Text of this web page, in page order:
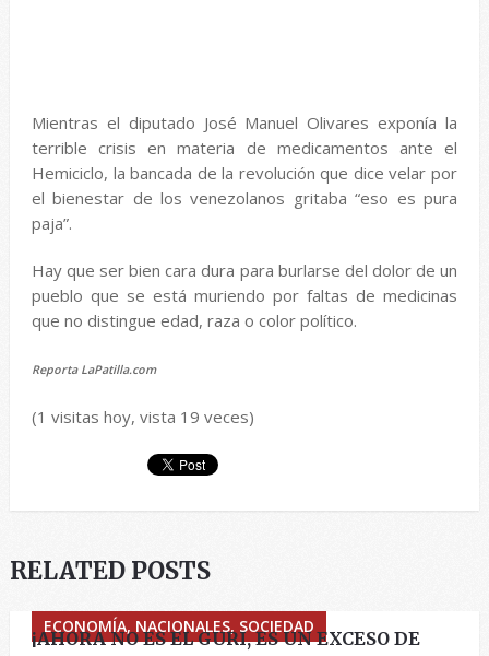
Mientras el diputado José Manuel Olivares exponía la
terrible crisis en materia de medicamentos ante el
Hemiciclo, la bancada de la revolución que dice velar por
el bienestar de los venezolanos gritaba “eso es pura
paja”.
Hay que ser bien cara dura para burlarse del dolor de un
pueblo que se está muriendo por faltas de medicinas
que no distingue edad, raza o color político.
Reporta LaPatilla.com
(1 visitas hoy, vista 19 veces)
RELATED POSTS
ECONOMÍA, NACIONALES, SOCIEDAD
¡AHORA NO ES EL GURI, ES UN EXCESO DE